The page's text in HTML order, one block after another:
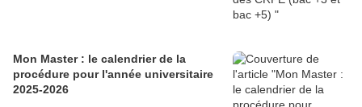
Mon Master : le calendrier de la
procédure pour l'année universitaire
2025-2026